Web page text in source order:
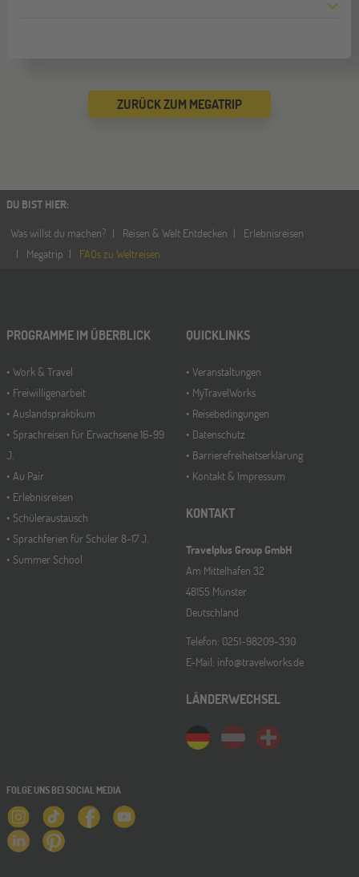
ZURÜCK ZUM MEGATRIP
DU BIST HIER:
Was willst du machen?
Reisen & Welt Entdecken
Erlebnisreisen
Megatrip
FAQs zu Weltreisen
PROGRAMME IM ÜBERBLICK
Work & Travel
Freiwilligenarbeit
Auslandspraktikum
Sprachreisen für Erwachsene 16-99
J.
Au Pair
Erlebnisreisen
Schüleraustausch
Sprachferien für Schüler 8-17 J.
Summer School
QUICKLINKS
Veranstaltungen
MyTravelWorks
Reisebedingungen
Datenschutz
Barrierefreiheitserklärung
Kontakt & Impressum
KONTAKT
Travelplus Group GmbH
Am Mittelhafen 32
48155 Münster
Deutschland
Telefon: 0251-98209-330
E-Mail: info@travelworks.de
LÄNDERWECHSEL
FOLGE UNS BEI SOCIAL MEDIA